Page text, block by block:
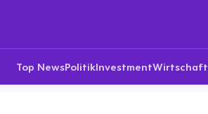
Top NewsPolitikInvestmentWirtschaft